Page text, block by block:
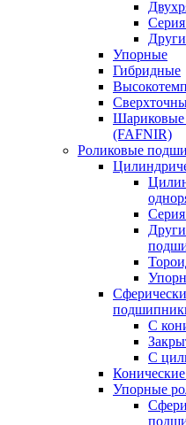
Упорные
Гибридные
(FAFNIR)
Роликовые
С
С
Упорные